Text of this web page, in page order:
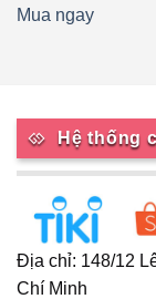
Mua ngay
Hệ thống
Địa chỉ: 148/12
Chí Minh